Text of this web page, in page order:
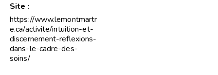
Site :
https://www.lemontmartr
e.ca/activite/intuition-et-
discernement-reflexions-
dans-le-cadre-des-
soins/